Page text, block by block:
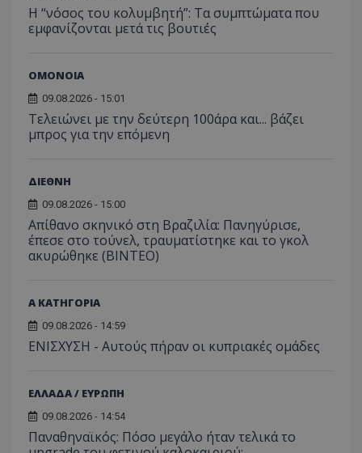
Η “νόσος του κολυμβητή”: Τα συμπτώματα που
εμφανίζονται μετά τις βουτιές
ΟΜΟΝΟΙΑ
09.08.2026 - 15:01
Τελειώνει με την δεύτερη 100άρα και... βάζει
μπρος για την επόμενη
ΔΙΕΘΝΗ
09.08.2026 - 15:00
Απίθανο σκηνικό στη Βραζιλία: Πανηγύρισε,
έπεσε στο τούνελ, τραυματίστηκε και το γκολ
ακυρώθηκε (BINTEO)
Α ΚΑΤΗΓΟΡΙΑ
09.08.2026 - 14:59
ΕΝΙΣΧΥΣΗ - Αυτούς πήραν οι κυπριακές ομάδες
ΕΛΛΑΔΑ / ΕΥΡΩΠΗ
09.08.2026 - 14:54
Παναθηναϊκός: Πόσο μεγάλο ήταν τελικά το